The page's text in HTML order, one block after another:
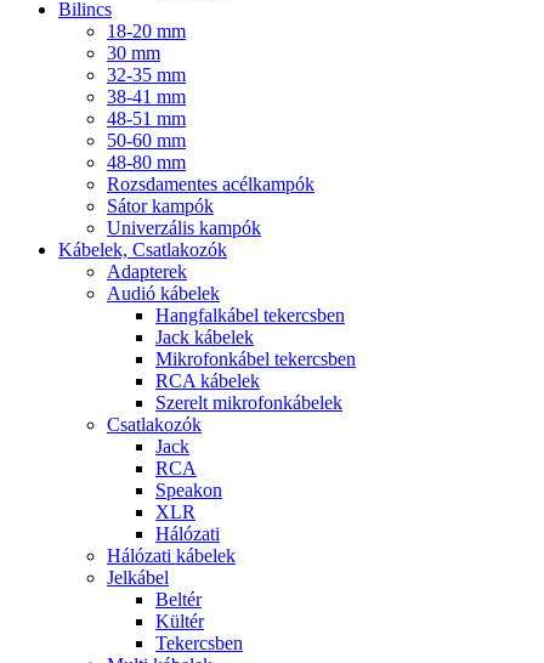
Bilincs
18-20 mm
30 mm
32-35 mm
38-41 mm
48-51 mm
50-60 mm
48-80 mm
Rozsdamentes acélkampók
Sátor kampók
Univerzális kampók
Kábelek, Csatlakozók
Adapterek
Audió kábelek
Hangfalkábel tekercsben
Jack kábelek
Mikrofonkábel tekercsben
RCA kábelek
Szerelt mikrofonkábelek
Csatlakozók
Jack
RCA
Speakon
XLR
Hálózati
Hálózati kábelek
Jelkábel
Beltér
Kültér
Tekercsben